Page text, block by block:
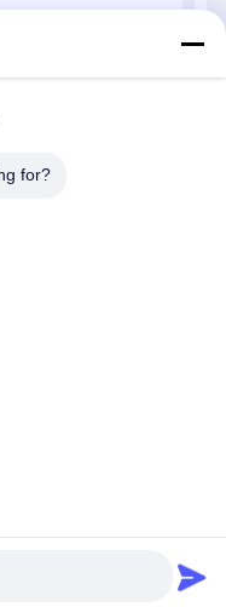
าหรับจตุจักรเมือง
เ
ใ
าย.ลิขสิทธิ์ 2026 Guangzhou
สิทธิทั้งหมดถูกเก็บไว้
for?